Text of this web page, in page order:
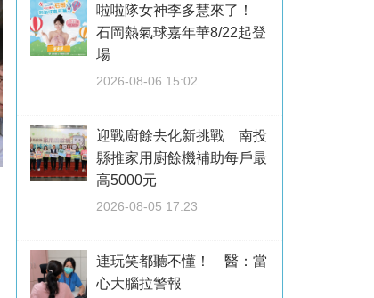
啦啦隊女神李多慧來了！
石岡熱氣球嘉年華8/22起登
場
2026-08-06 15:02
迎戰廚餘去化新挑戰 南投
縣推家用廚餘機補助每戶最
高5000元
2026-08-05 17:23
連玩笑都聽不懂！ 醫：當
心大腦拉警報